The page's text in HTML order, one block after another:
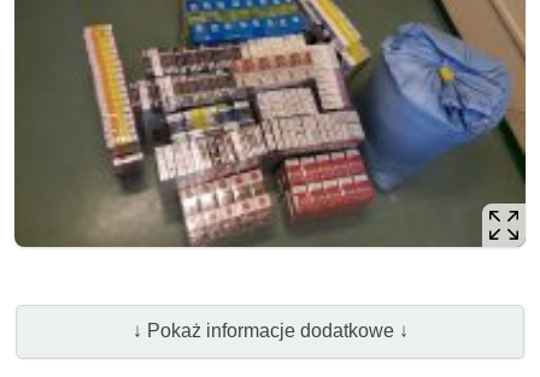
↓ Pokaż informacje dodatkowe ↓